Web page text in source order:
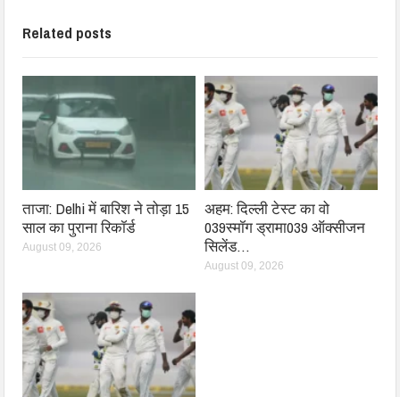
Related posts
ताजा: Delhi में बारिश ने तोड़ा 15
साल का पुराना रिकॉर्ड
August 09, 2026
अहम: दिल्ली टेस्ट का वो
039स्मॉग ड्रामा039 ऑक्सीजन
सिलेंड…
August 09, 2026